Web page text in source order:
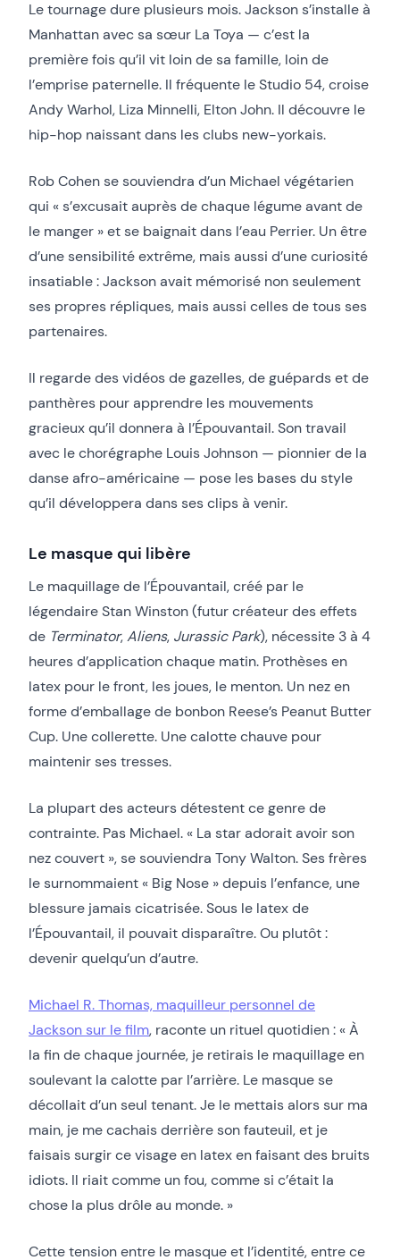
Le tournage dure plusieurs mois. Jackson s’installe à
Manhattan avec sa sœur La Toya — c’est la
première fois qu’il vit loin de sa famille, loin de
l’emprise paternelle. Il fréquente le Studio 54, croise
Andy Warhol, Liza Minnelli, Elton John. Il découvre le
hip-hop naissant dans les clubs new-yorkais.
Rob Cohen se souviendra d’un Michael végétarien
qui « s’excusait auprès de chaque légume avant de
le manger » et se baignait dans l’eau Perrier. Un être
d’une sensibilité extrême, mais aussi d’une curiosité
insatiable : Jackson avait mémorisé non seulement
ses propres répliques, mais aussi celles de tous ses
partenaires.
Il regarde des vidéos de gazelles, de guépards et de
panthères pour apprendre les mouvements
gracieux qu’il donnera à l’Épouvantail. Son travail
avec le chorégraphe Louis Johnson — pionnier de la
danse afro-américaine — pose les bases du style
qu’il développera dans ses clips à venir.
Le masque qui libère
Le maquillage de l’Épouvantail, créé par le
légendaire Stan Winston (futur créateur des effets
de Terminator,Aliens, Jurassic Park), nécessite 3 à 4
heures d’application chaque matin. Prothèses en
latex pour le front, les joues, le menton. Un nez en
forme d’emballage de bonbon Reese’s Peanut Butter
Cup. Une collerette. Une calotte chauve pour
maintenir ses tresses.
La plupart des acteurs détestent ce genre de
contrainte. Pas Michael. « La star adorait avoir son
nez couvert », se souviendra Tony Walton. Ses frères
le surnommaient « Big Nose » depuis l’enfance, une
blessure jamais cicatrisée. Sous le latex de
l’Épouvantail, il pouvait disparaître. Ou plutôt :
devenir quelqu’un d’autre.
Michael R. Thomas, maquilleur personnel de
Jackson sur le film, raconte un rituel quotidien : « À
la fin de chaque journée, je retirais le maquillage en
soulevant la calotte par l’arrière. Le masque se
décollait d’un seul tenant. Je le mettais alors sur ma
main, je me cachais derrière son fauteuil, et je
faisais surgir ce visage en latex en faisant des bruits
idiots. Il riait comme un fou, comme si c’était la
chose la plus drôle au monde. »
Cette tension entre le masque et l’identité, entre ce